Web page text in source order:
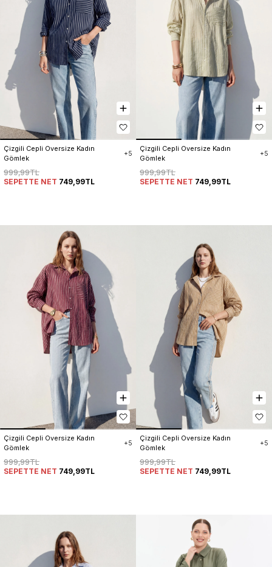
Çizgili Cepli Oversize Kadın
Gömlek
+5
999,99TL
SEPETTE NET 749,99TL
Çizgili Cepli Oversize Kadın
Gömlek
+5
999,99TL
SEPETTE NET 749,99TL
Çizgili Cepli Oversize Kadın
Gömlek
+5
999,99TL
SEPETTE NET 749,99TL
Çizgili Cepli Oversize Kadın
Gömlek
+5
999,99TL
SEPETTE NET 749,99TL